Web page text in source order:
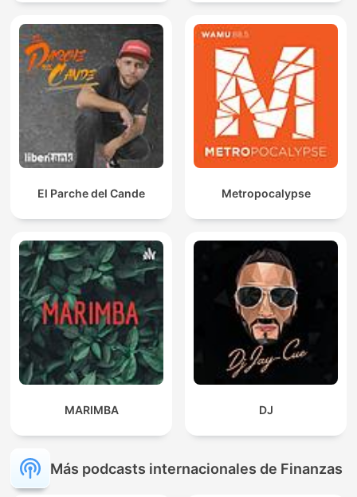
El Parche del Cande Metropocalypse
MARIMBA DJ
Más podcasts internacionales de Finanzas